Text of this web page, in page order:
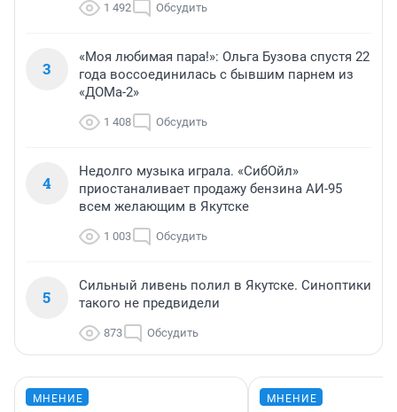
1 492 Обсудить
3
«Моя любимая пара!»: Ольга Бузова спустя 22
года воссоединилась с бывшим парнем из
«ДОМа-2»
1 408 Обсудить
4
Недолго музыка играла. «СибОйл»
приостаналивает продажу бензина АИ-95
всем желающим в Якутске
1 003 Обсудить
5
Сильный ливень полил в Якутске. Синоптики
такого не предвидели
873 Обсудить
МНЕНИЕ МНЕНИЕ